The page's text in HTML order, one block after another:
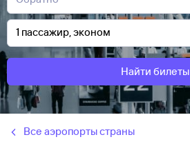
Найти билеты
Все аэропорты страны